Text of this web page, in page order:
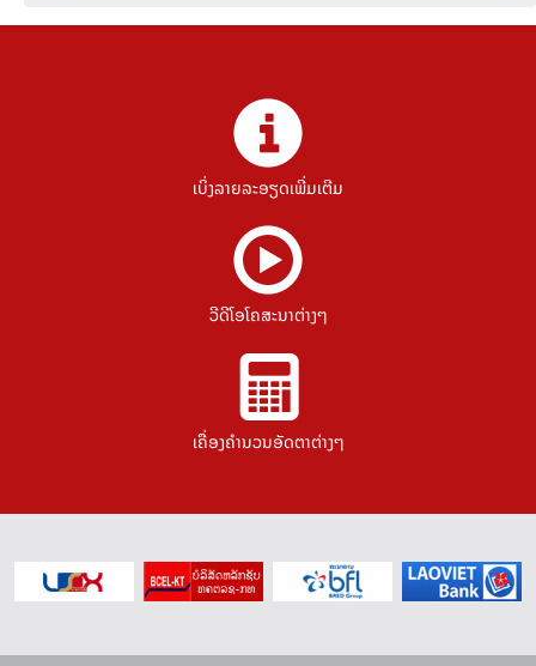
ເບິ່ງລາຍລະອຽດເພີ່ມເຕີມ
ວີດີໂອໂຄສະນາຕ່າງໆ
ເຄື່ອງຄຳນວນອັດຕາຕ່າງໆ